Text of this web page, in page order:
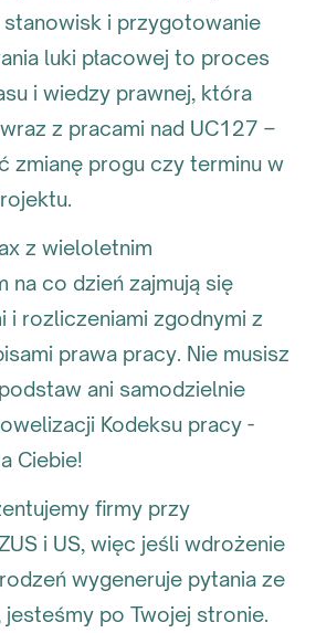
i przygotowanie
luki płacowej to proces
i wiedzy prawnej, która
z pracami nad UC127 –
zmianę progu czy terminu w
z wieloletnim
na co dzień zajmują się
i rozliczeniami zgodnymi z
prawa pracy. Nie musisz
ani samodzielnie
Kodeksu pracy -
Ciebie!
firmy przy
i US, więc jeśli wdrożenie
wygeneruje pytania ze
jesteśmy po Twojej stronie.